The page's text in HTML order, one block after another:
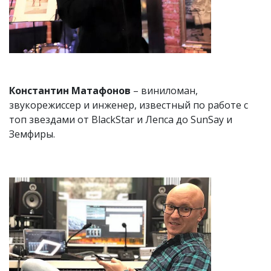
Константин Матафонов – виниломан,
звукорежиссер и инженер, известный по работе с
топ звездами от BlackStar и Лепса до SunSay и
Земфиры.